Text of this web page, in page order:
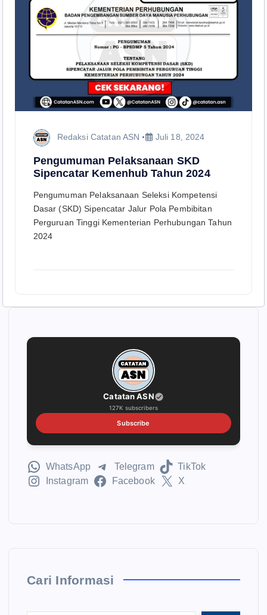
Redaksi Catatan ASN Juli 18, 2024
Pengumuman Pelaksanaan SKD
Sipencatar Kemenhub Tahun 2024
Pengumuman Pelaksanaan Seleksi Kompetensi
Dasar (SKD) Sipencatar Jalur Pola Pembibitan
Perguruan Tinggi Kementerian Perhubungan Tahun
2024
Catatan ASN
127K subscribers
Subscribe
WhatsApp Telegram
TikTok
Instagram
Facebook X
Cari Informasi